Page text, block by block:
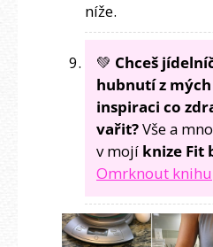
níže.
💚 Chceš
hubnutí z
inspiraci co
vařit?Vše a
v mojí knize Fit
Omrknout knihu